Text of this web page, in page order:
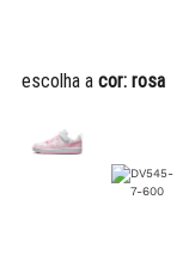
escolha a cor: rosa